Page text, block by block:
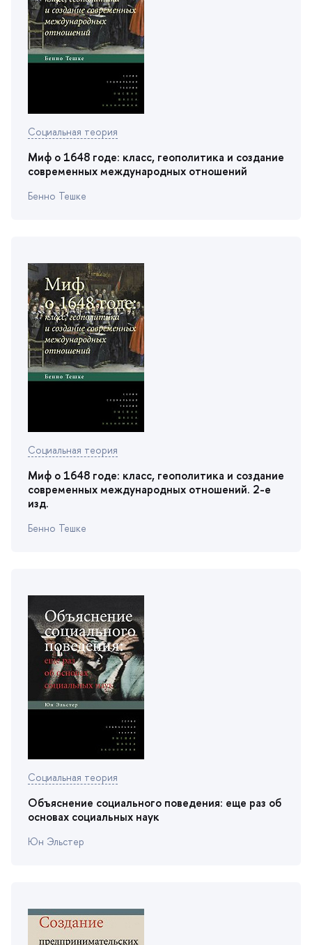
Социальная теория
Миф о 1648 годе: класс, геополитика и создание
современных международных отношений
Бенно Тешке
Социальная теория
Миф о 1648 годе: класс, геополитика и создание
современных международных отношений. 2-е
изд.
Бенно Тешке
Социальная теория
Объяснение социального поведения: еще раз о
основах социальных наук
Юн Эльстер